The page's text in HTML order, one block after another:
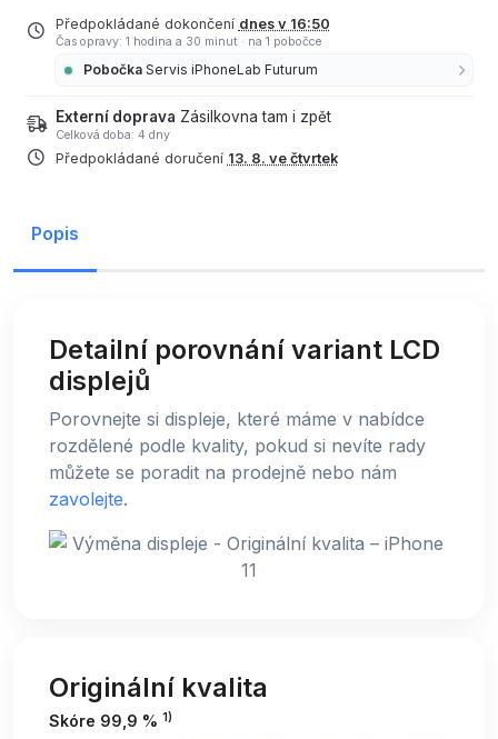
Předpokládané dokončení dnes v 16:50
Čas opravy: 1 hodina a 30 minut · na 1 pobočce
Pobočka Servis iPhoneLab Futurum
Externí doprava Zásilkovna tam i zpět
Celková doba: 4 dny
Předpokládané doručení 13. 8. ve čtvrtek
Popis
Detailní porovnání variant LCD
displejů
Porovnejte si displeje, které máme v nabídce
rozdělené podle kvality, pokud si nevíte rady
můžete se poradit na prodejně nebo nám
zavolejte.
Originální kvalita
Skóre 99,9 % 1)